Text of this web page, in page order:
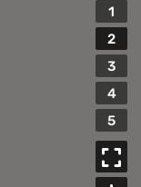
1
2
3
4
5